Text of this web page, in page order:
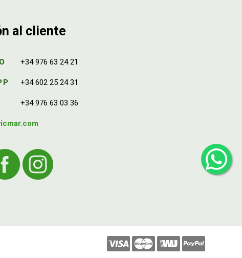
al cliente
+34 976 63 24 21
+34 602 25 24 31
+34 976 63 03 36